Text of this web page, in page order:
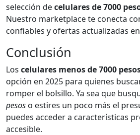
selección decelulares de 7000
Nuestro marketplace te conecta
confiables y ofertas actualizadas
Conclusión
Los celulares menos de 7000
opción en 2025 para quienes
romper el bolsillo. Ya sea que
pesos o estires un poco más el
puedes acceder a características
accesible.